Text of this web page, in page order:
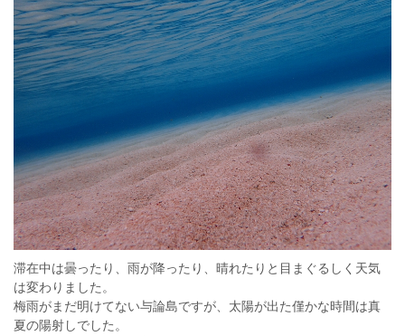
滞在中は曇ったり、雨が降ったり、晴れたりと目まぐるしく天気
は変わりました。
梅雨がまだ明けてない与論島ですが、太陽が出た僅かな時間は真
夏の陽射しでした。